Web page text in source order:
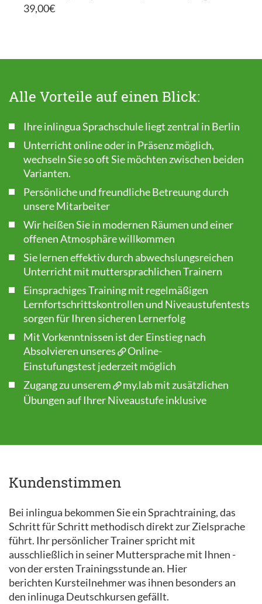
39,00€
Alle Vorteile auf einen Blick:
Ihre inlingua Sprachschule liegt zentral in Berlin
Unterricht online oder in Präsenz möglich,
wechseln Sie so oft Sie möchten zwischen beiden
Varianten.
Persönliche und freundliche Betreuung durch
unsere Mitarbeiter
Wir heißen Sie in modernen Räumen und einer
offenen Atmosphäre willkommen
Sie lernen effektiv durch abwechslungsreichen
Unterricht mit muttersprachlichen Trainern
Einsprachiges Training mit regelmäßigen
Lernfortschrittskontrollen und Niveaustufentests
sorgen für Ihren sicheren Lernerfolg
Mit Vorkenntnissen ist der Einstieg nach
Absolvieren unseres
Online-
Einstufungstest jederzeit möglich
Zugang zu unserem
my.labmit zusätzlichen
Übungen auf Ihrer Niveaustufe inklusive
Kundenstimmen
Bei inlingua bekommen Sie ein Sprachtraining, das
Schritt für Schritt methodisch direkt zur Zielsprache
führt. Ihr persönlicher Trainer spricht mit
ausschließlich in seiner Muttersprache mit Ihnen -
von der ersten Trainingsstunde an. Hier
berichten Kursteilnehmer was ihnen besonders an
den inlinuga Deutschkursen gefällt.